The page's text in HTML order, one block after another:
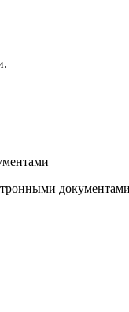
документами